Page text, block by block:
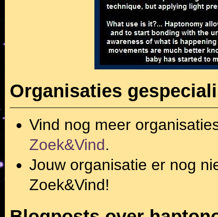
Organisaties
Vind nog meer
Zoek&Vind.
Jouw organisatie er nog
Zoek&Vind!